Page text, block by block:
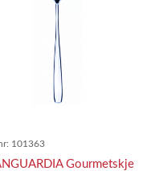
101363
Gourmetskje